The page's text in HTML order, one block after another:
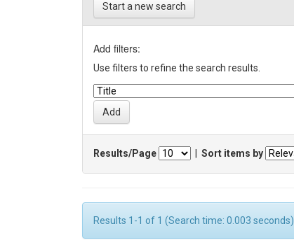
Start a new search
Add filters:
Use filters to refine the search results.
Results/Page Sort items by
Results 1-1 of 1 (Search time: 0.003 seconds).